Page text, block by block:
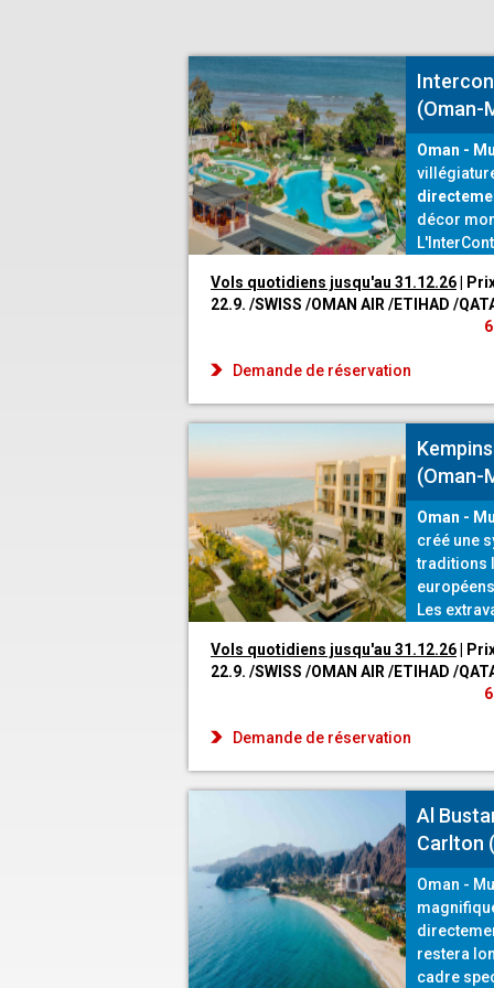
(Oman-
Oman -
décor
ses deux
deux
Vols quotidiens jusqu'au 31.12.26 |
22.9. /SWISS /OMAN AIR /ETIHAD /
Demande de réservation
(Oman-
Oman -
créé une
traditions
Les
une œuvre
référence,
Vols quotidiens jusqu'au 31.12.26 |
22.9. /SWISS /OMAN AIR /ETIHAD /
Demande de réservation
Al
Carlton
Oman -
restera
cadre